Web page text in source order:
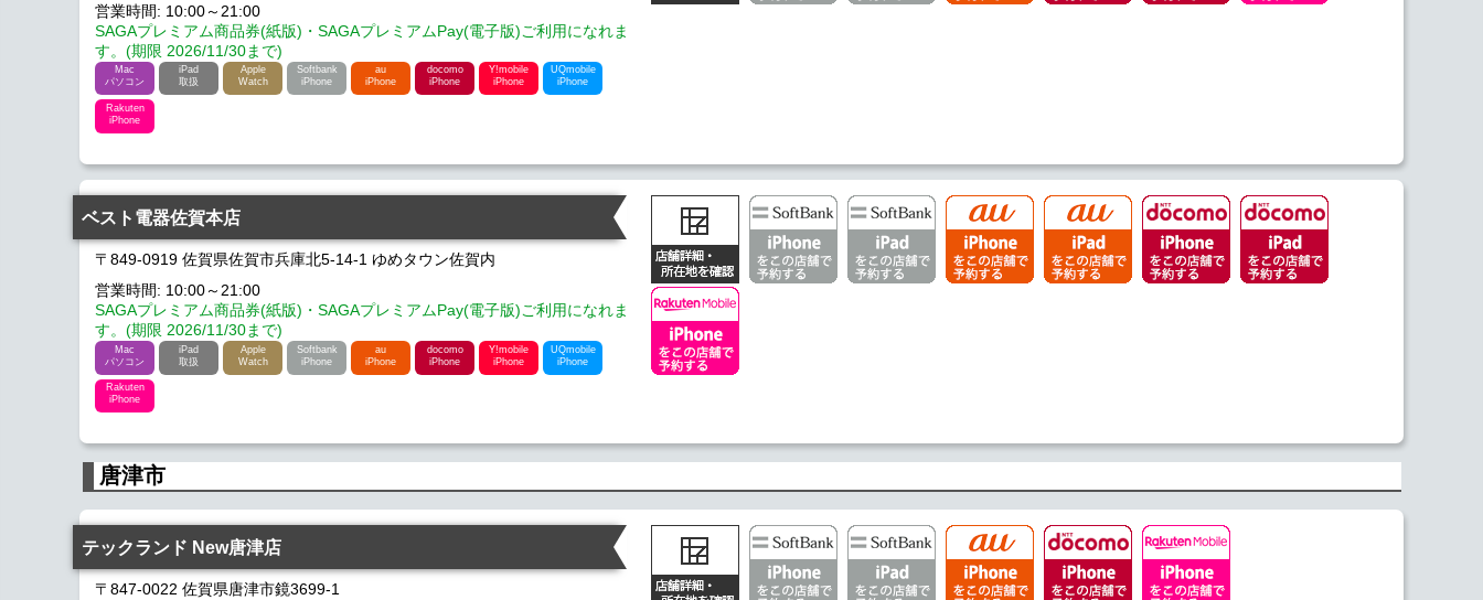
営業時間: 10:00～21:00
SAGAプレミアム商品券(紙版)・SAGAプレミアムPay(電子版)ご利用になれま
す。(期限 2026/11/30まで)
Mac
パソコン
iPad
取扱
Apple
Watch
Softbank
iPhone
au
iPhone
docomo
iPhone
Y!mobile
iPhone
UQmobile
iPhone
Rakuten
iPhone
ベスト電器佐賀本店
〒849-0919 佐賀県佐賀市兵庫北5-14-1 ゆめタウン佐賀内
営業時間: 10:00～21:00
SAGAプレミアム商品券(紙版)・SAGAプレミアムPay(電子版)ご利用になれま
す。(期限 2026/11/30まで)
Mac
パソコン
iPad
取扱
Apple
Watch
Softbank
iPhone
au
iPhone
docomo
iPhone
Y!mobile
iPhone
UQmobile
iPhone
Rakuten
iPhone
唐津市
テックランド New唐津店
〒847-0022 佐賀県唐津市鏡3699-1